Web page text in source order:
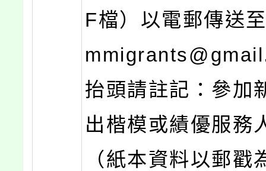
F檔）以電郵傳送
抬頭請註記：參加
出楷模或績優服務
（紙本資料以郵戳